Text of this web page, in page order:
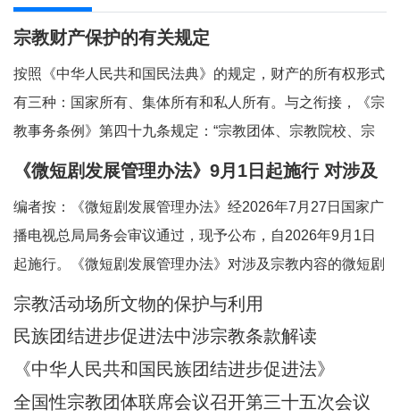
宗教财产保护的有关规定
按照《中华人民共和国民法典》的规定，财产的所有权形式
有三种：国家所有、集体所有和私人所有。与之衔接，《宗
教事务条例》第四十九条规定：“宗教团体、宗教院校、宗
教活动场所对依法占有的属于国家、集体所有的财产，依照
有所有权或者其他财产权利。”对现行法律法
《微短剧发展管理办法》9月1日起施行 对涉及
编者按：《微短剧发展管理办法》经2026年7月27日国家广
播电视总局局务会审议通过，现予公布，自2026年9月1日
起施行。《微短剧发展管理办法》对涉及宗教内容的微短剧
作出规定。其中，第五条规定，一类微短剧是指投资额度较
民族、宗教、司法、公安等内容的特殊题材的微短
宗教活动场所文物的保护与利用
民族团结进步促进法中涉宗教条款解读
《中华人民共和国民族团结进步促进法》
全国性宗教团体联席会议召开第三十五次会议